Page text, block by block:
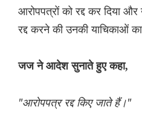
आरोपपत्रों को रद्द कर दिया
रद्द करने की उनकी याचिकाओं का
जज ने आदेश सुनाते हुए कहा,
"आरोपपत्र रद्द किए जाते हैं।"